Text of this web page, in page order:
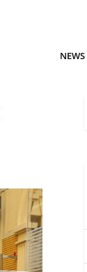
NEWS